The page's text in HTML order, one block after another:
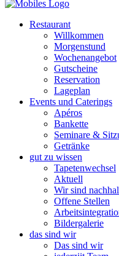
Restaurant
Willkommen
Morgenstund
Wochenangebot
Gutscheine
Reservation
Lageplan
Events und Caterings
Apéros
Bankette
Seminare &
Getränke
gut zu wissen
Tapetenwechsel
Aktuell
Wir sind
Offene Stellen
Bildergalerie
das sind wir
Das sind wir